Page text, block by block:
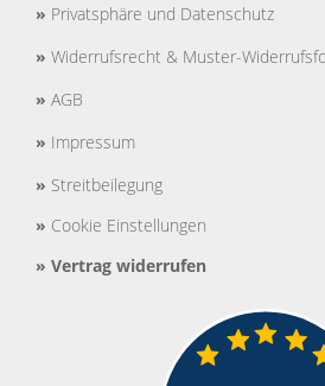
» Privatsphäre und Datenschutz
» Widerrufsrecht & Muster-
» AGB
» Impressum
» Streitbeilegung
» Cookie Einstellungen
» Vertrag widerrufen